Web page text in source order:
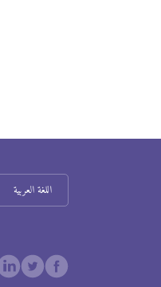
اللغة العربية